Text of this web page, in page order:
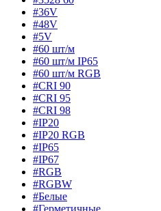
#36V
#48V
#5V
#60 шт/м
#60 шт/м IP65
#60 шт/м RGB
#CRI 90
#CRI 95
#CRI 98
#IP20
#IP20 RGB
#IP65
#IP67
#RGB
#RGBW
#Белые